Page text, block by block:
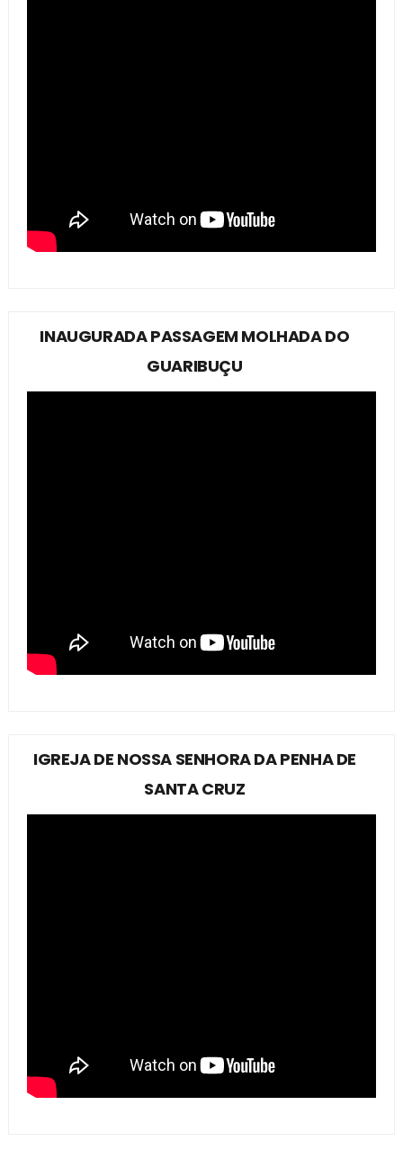
INAUGURADA PASSAGEM MOLHADA DO
GUARIBUÇU
IGREJA DE NOSSA SENHORA DA PENHA DE
SANTA CRUZ